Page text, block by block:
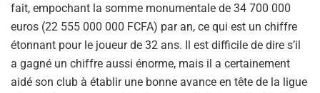
fait, empochant la somme monumentale de 34 700 000
euros (22 555 000 000 FCFA) par an, ce qui est un chiffre
étonnant pour le joueur de 32 ans. Il est difficile de dire s’il
a gagné un chiffre aussi énorme, mais il a certainement
aidé son club à établir une bonne avance en tête de la ligue